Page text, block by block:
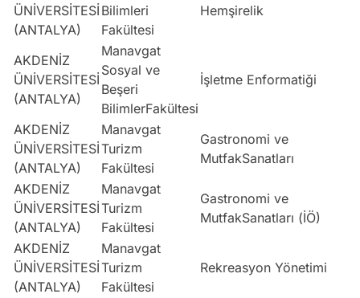
ÜNİVERSİTESİ
(ANTALYA)
Bilimleri
Fakültesi
Hemşirelik
AKDENİZ
ÜNİVERSİTESİ
(ANTALYA)
Manavgat
Sosyal ve
Beşeri
BilimlerFakültesi
İşletme Enformatiği
AKDENİZ
ÜNİVERSİTESİ
(ANTALYA)
Manavgat
Turizm
Fakültesi
Gastronomi ve
MutfakSanatları
AKDENİZ
ÜNİVERSİTESİ
(ANTALYA)
Manavgat
Turizm
Fakültesi
Gastronomi ve
MutfakSanatları (İÖ)
AKDENİZ
ÜNİVERSİTESİ
(ANTALYA)
Manavgat
Turizm
Fakültesi
Rekreasyon Yönetimi